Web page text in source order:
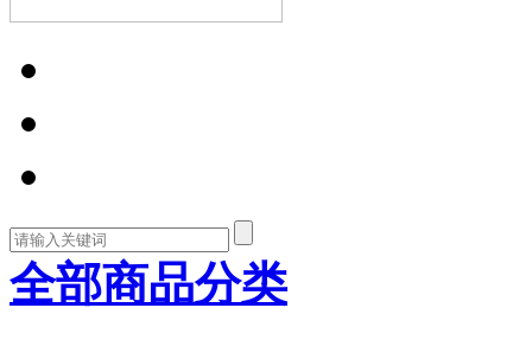
全部商品分类